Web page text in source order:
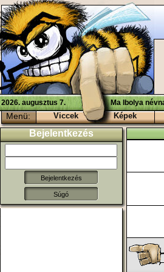
2026. augusztus 7. Ma Ibolya
Menü: Viccek Képek
Bejelentkezés
Súgó